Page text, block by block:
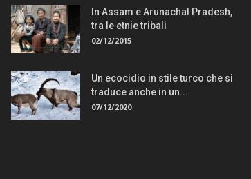
In Assam e Arunachal Pradesh,
tra le etnie tribali
02/12/2015
Un ecocidio in stile turco che si
traduce anche in un...
07/12/2020